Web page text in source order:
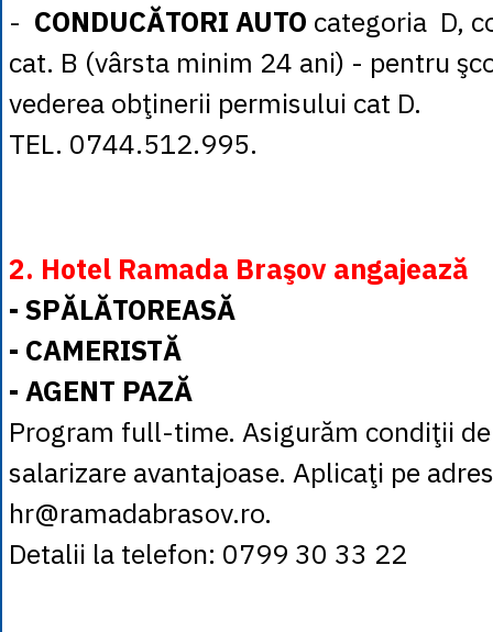
- CONDUCĂTORI AUTO categoria D,
cat. B (vârsta minim 24 ani) - pentru
vederea obţinerii permisului cat D.
TEL. 0744.512.995.
2. Hotel Ramada Braşov angajează
- SPĂLĂTOREASĂ
- CAMERISTĂ
- AGENT PAZĂ
Program full-time. Asigurăm condiţii
salarizare avantajoase. Aplicaţi pe
hr@ramadabrasov.ro.
Detalii la telefon: 0799 30 33 22